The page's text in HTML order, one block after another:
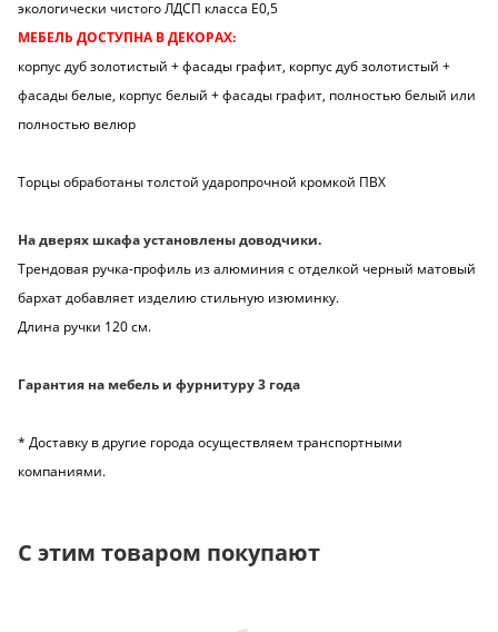
экологически чистого ЛДСП класса Е0,5
МЕБЕЛЬ ДОСТУПНА В ДЕКОРАХ:
корпус дуб золотистый + фасады графит, корпус дуб золотистый +
фасады белые, корпус белый + фасады графит, полностью белый или
полностью велюр
Торцы обработаны толстой ударопрочной кромкой ПВХ
На дверях шкафа установлены доводчики.
Трендовая ручка-профиль из алюминия с отделкой черный матовый
бархат добавляет изделию стильную изюминку.
Длина ручки 120 см.
Гарантия на мебель и фурнитуру 3 года
* Доставку в другие города осуществляем транспортными
компаниями.
С этим товаром покупают